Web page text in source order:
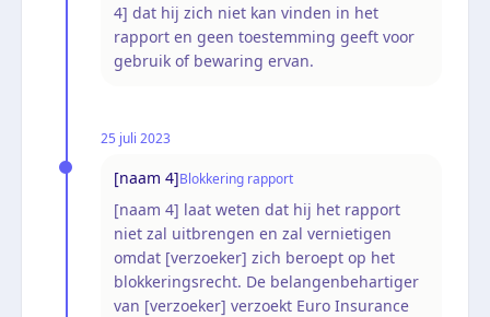
4] dat hij zich niet kan vinden in het
rapport en geen toestemming geeft voor
gebruik of bewaring ervan.
25 juli 2023
[naam 4]Blokkering rapport
[naam 4] laat weten dat hij het rapport
niet zal uitbrengen en zal vernietigen
omdat [verzoeker] zich beroept op het
blokkeringsrecht. De belangenbehartiger
van [verzoeker] verzoekt Euro Insurance